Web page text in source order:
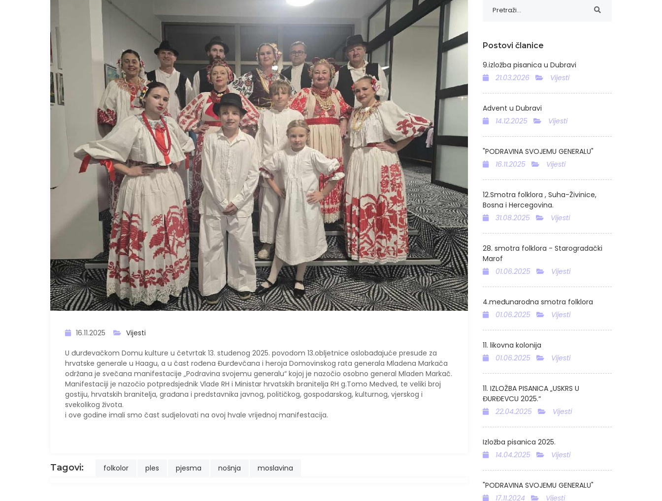
16.11.2025 Vijesti
U đurđevačkom Domu kulture u četvrtak 13. studenog 2025. povodom 13.obljetnice oslobađajuće presude za
hrvatske generale u Haagu, a u čast rođena Đurđevčana i heroja Domovinskog rata generala Mladena Markača
održana je svečana manifestacije „Podravina svojemu generalu“ kojoj je nazočio osobno general Mladen Markač.
Manifestaciji je nazočio potpredsjednik Vlade RH i Ministar hrvatskih branitelja RH g.Tomo Medved, te veliki broj
gostiju, hrvatskih branitelja, građana i predstavnika javnog, političkog, gospodarskog, kulturnog, vjerskog i
svekolikog života.
i ove godine imali smo čast sudjelovati na ovoj hvale vrijednoj manifestacija.
Tagovi: folkolor ples pjesma nošnja moslavina
Postovi članice
9.izložba pisanica u Dubravi
21.03.2026
Vijesti
Advent u Dubravi
14.12.2025
Vijesti
"PODRAVINA SVOJEMU GENERALU"
16.11.2025
Vijesti
12.Smotra folklora , Suha-Živinice,
Bosna i Hercegovina.
31.08.2025
Vijesti
28. smotra folklora - Starogradački
Marof
01.06.2025
Vijesti
4.međunarodna smotra folklora
01.06.2025
Vijesti
11. likovna kolonija
01.06.2025
Vijesti
11. IZLOŽBA PISANICA „USKRS U
ĐURĐEVCU 2025.“
22.04.2025
Vijesti
Izložba pisanica 2025.
14.04.2025
Vijesti
"PODRAVINA SVOJEMU GENERALU"
17.11.2024
Vijesti